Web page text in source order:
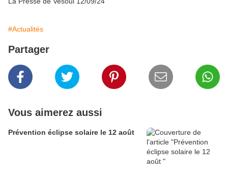
#Actualités
Partager
Vous aimerez aussi
Prévention éclipse solaire le 12 août